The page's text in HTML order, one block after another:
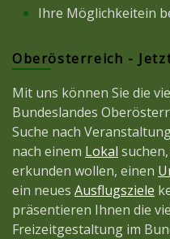
Ihre Möglichkeitein
Oberösterreich -
Mit uns können Sie die
Bundeslandes
Suche nach
nach einem Lokal suchen,
erkunden wollen, einen
ein neues Ausflugsziele
präsentieren Ihnen die
Freizeitgestaltung im